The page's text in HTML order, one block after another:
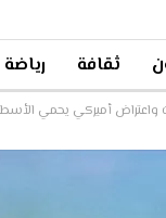
ثقافة رياضة
واعتراض أميركي يحمي